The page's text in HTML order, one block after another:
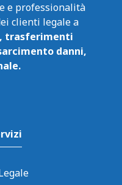
e professionalità
trasferimenti
danni,